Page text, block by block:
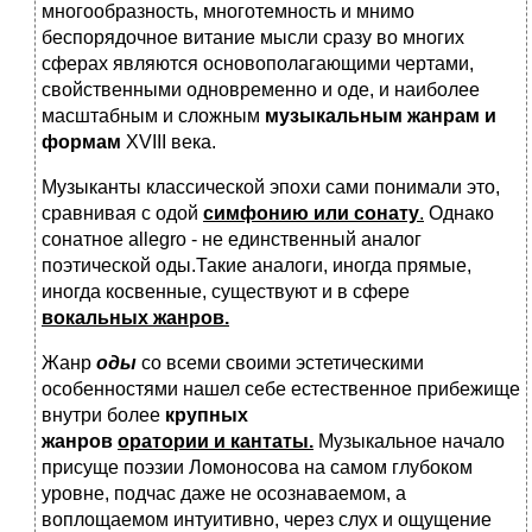
многообразность, многотемность и мнимо
беспорядочное витание мысли сразу во многих
сферах являются основополагающими чертами,
свойственными одновременно и оде, и наиболее
масштабным и сложным музыкальным жанрам и
формам XVIII века.
Музыканты классической эпохи сами понимали это,
сравнивая с одой симфонию или сонату. Однако
сонатное allegro - не единственный аналог
поэтической оды.Такие аналоги, иногда прямые,
иногда косвенные, существуют и в сфере
вокальных жанров.
Жанр оды со всеми своими эстетическими
особенностями нашел себе естественное прибежище
внутри более крупных
жанров оратории и кантаты. Музыкальное начало
присуще поэзии Ломоносова на самом глубоком
уровне, подчас даже не осознаваемом, а
воплощаемом интуитивно, через слух и ощущение